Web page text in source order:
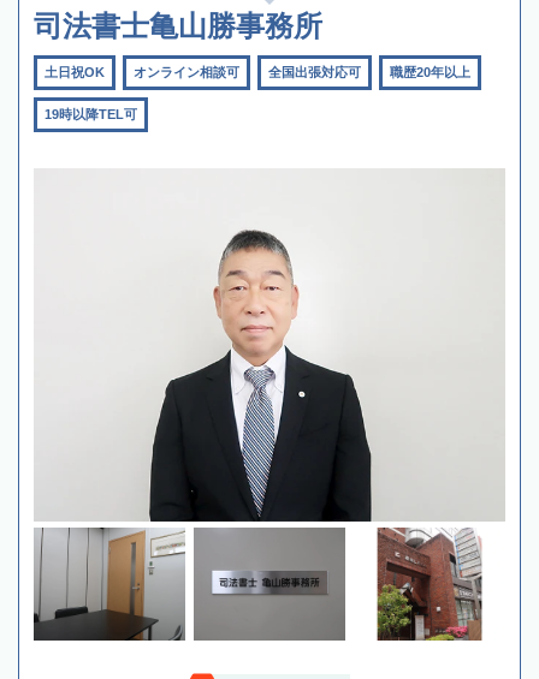
司法書士亀山勝事務所
土日祝OK オンライン相談可 全国出張対応可 職歴20年以上
19時以降TEL可